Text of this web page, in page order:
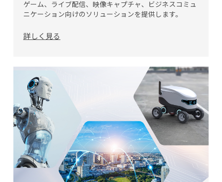
ゲーム、ライブ配信、映像キャプチャ、ビジネスコミュ
ニケーション向けのソリューションを提供します。
詳しく見る